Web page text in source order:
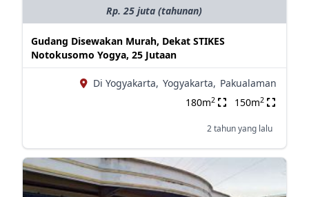
Rp. 25 juta (tahunan)
Gudang Disewakan Murah, Dekat STIKES
Notokusomo Yogya, 25 Jutaan
Di Yogyakarta, Yogyakarta, Pakualaman
180m2 150m2
2 tahun yang lalu